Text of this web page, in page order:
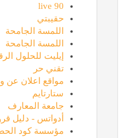
90 live
حقيبتي
اللمسة الجامحة
اللمسة الجامحة
إيليت للحلول
تقني حر
مواقع اعلان عن
ستارتايم
جامعة المعارف
أدواتس - دليل
مؤسسة كود